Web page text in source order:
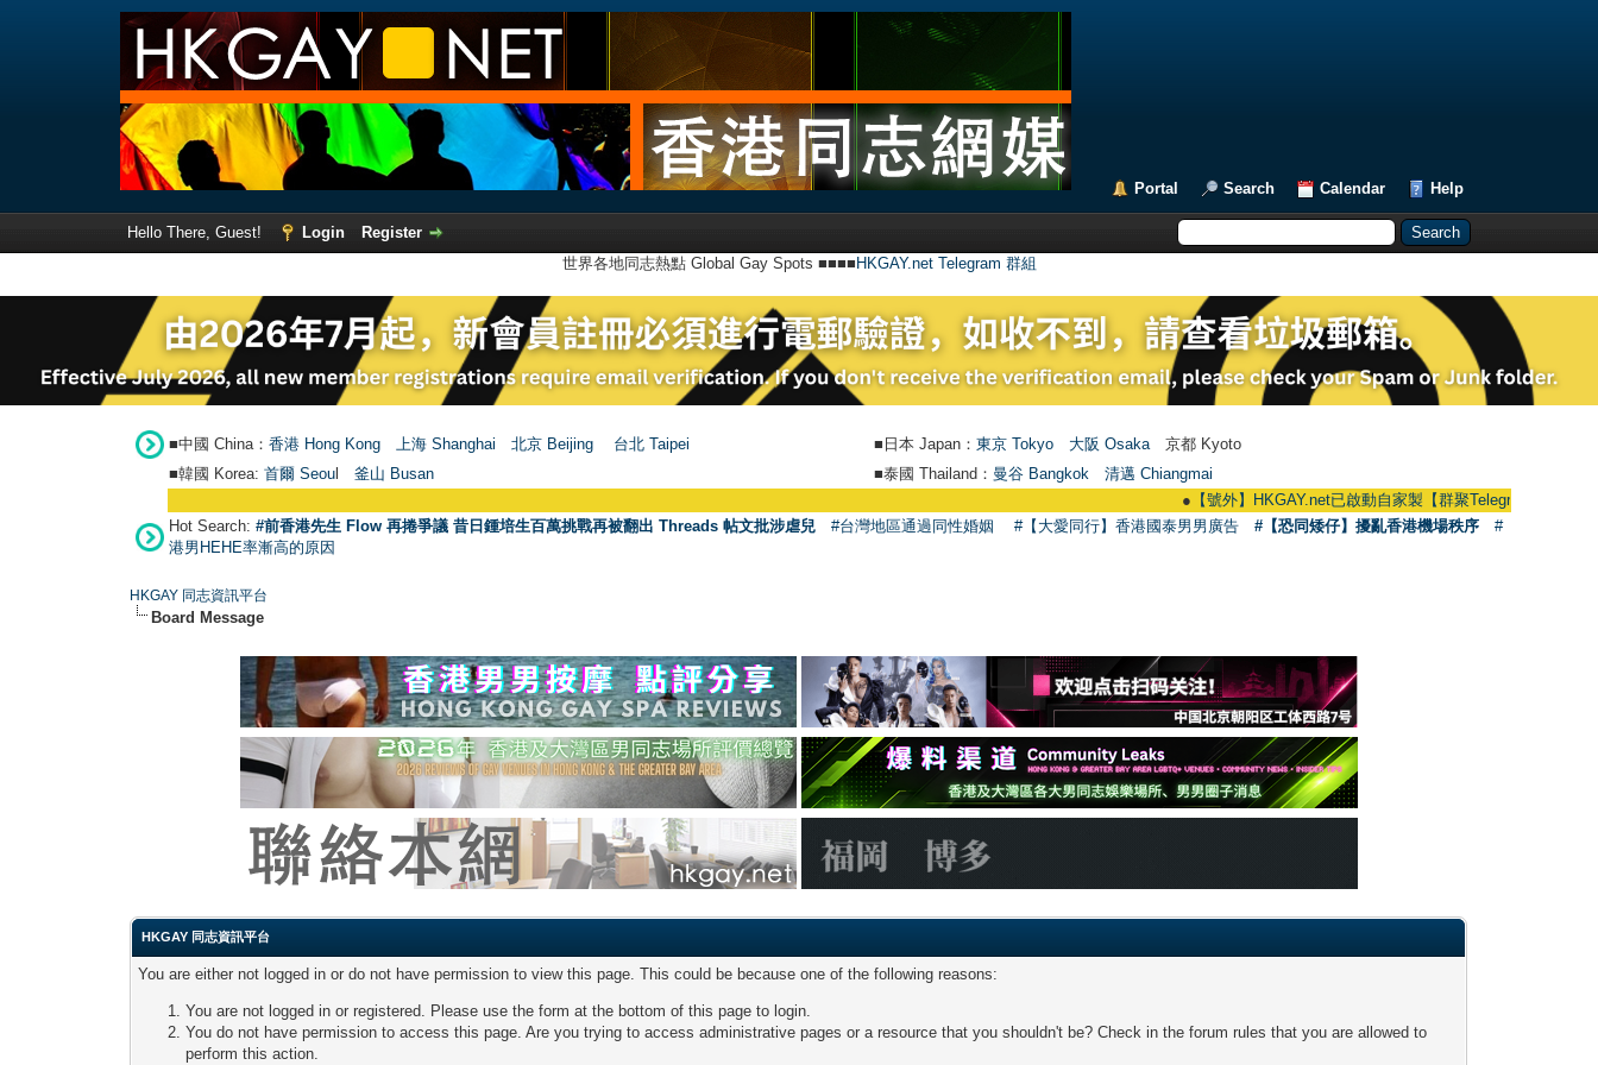
Portal Search Calendar Help
Hello There, Guest! Login
Register
世界各地同志熱點 Global Gay Spots ■■■■ HKGAY.net Telegram 群組
■中國 China： 香港 Hong Kong 上海 Shanghai 北京 Beijing 台北 Taipei ■日本 Japan： 東京 Tokyo 大阪 Osaka 京都 Kyoto
■韓國 Korea: 首爾 Seou 釜山 Busan ■泰國 Thailand： 曼谷 Bangkok
清邁 Chiangmai
【號外】HKGAY.net已啟動自家製【群聚Telegram群組】
Hot Search: #前香港先生 Flow 再捲爭議 昔日鍾培生百萬挑戰再被翻出 Threads 帖文批涉虐兒 #台灣地區通過同性婚姻 #【大愛同行】香港國泰男男廣告 #【恐同矮仔】擾亂香港機場秩序
#
港男HEHE率漸高的原因
HKGAY 同志資訊平台
Board Message
HKGAY 同志資訊平台
You are either not logged in or do not have permission to view this page. This could be because one of the following reasons:
You are not logged in or registered. Please use the form at the bottom of this page to login.
You do not have permission to access this page. Are you trying to access administrative pages or a resource that you shouldn't be? Check in the forum rules that you are allowed to
perform this action.